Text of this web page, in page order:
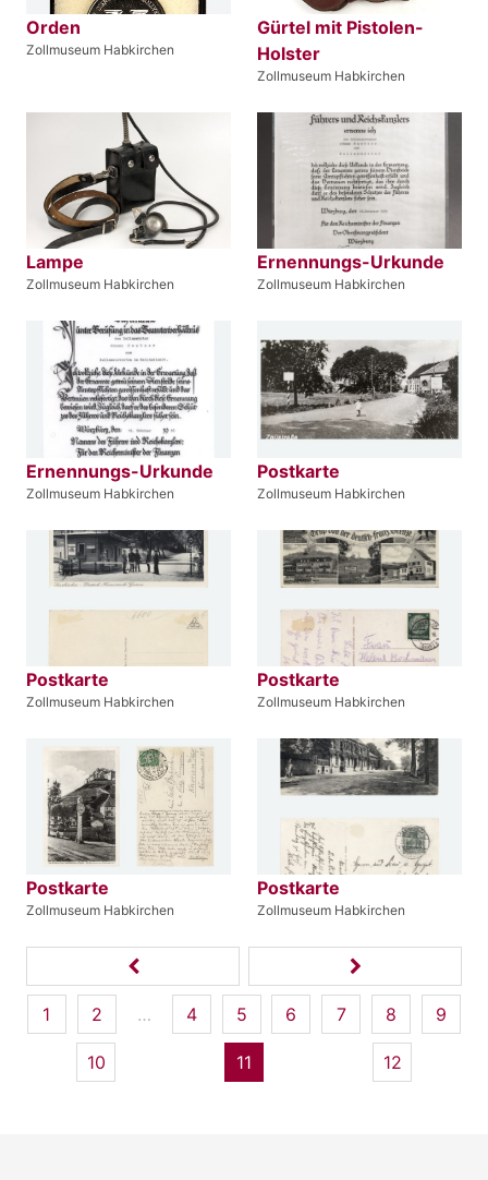
Orden
Zollmuseum Habkirchen
Gürtel mit Pistolen-
Holster
Zollmuseum Habkirchen
Lampe
Zollmuseum Habkirchen
Ernennungs-Urkunde
Zollmuseum Habkirchen
Ernennungs-Urkunde
Zollmuseum Habkirchen
Postkarte
Zollmuseum Habkirchen
Postkarte
Zollmuseum Habkirchen
Postkarte
Zollmuseum Habkirchen
Postkarte
Zollmuseum Habkirchen
Postkarte
Zollmuseum Habkirchen
1 2 … 4 5 6 7 8 9
10 11 12